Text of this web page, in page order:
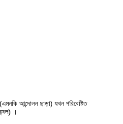
আন্দোলন ছাড়া) যখন পরিবেষ্টিত
।